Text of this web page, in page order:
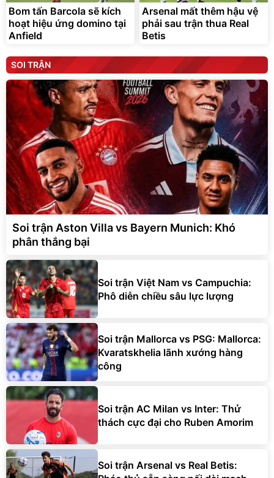
Bom tấn Barcola sẽ kích
hoạt hiệu ứng domino tại
Anfield
Arsenal mất thêm hậu vệ
phải sau trận thua Real
Betis
SOI TRẬN
Soi trận Aston Villa vs Bayern Munich: Khó
phân thắng bại
Soi trận Việt Nam vs Campuchia:
Phô diễn chiều sâu lực lượng
Soi trận Mallorca vs PSG: Mallorca:
Kvaratskhelia lãnh xướng hàng
công
Soi trận AC Milan vs Inter: Thử
thách cực đại cho Ruben Amorim
Soi trận Arsenal vs Real Betis: